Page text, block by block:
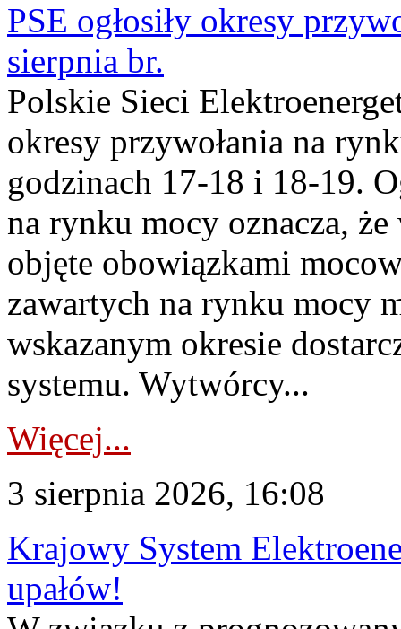
PSE ogłosiły okresy
sierpnia br.
Polskie Sieci
okresy przywołania na
godzinach 17-18 i 18-19.
na rynku mocy oznacza,
objęte obowiązkami
zawartych na rynku mocy
wskazanym okresie
systemu. Wytwórcy...
Więcej...
3 sierpnia 2026, 16:08
Krajowy System
upałów!